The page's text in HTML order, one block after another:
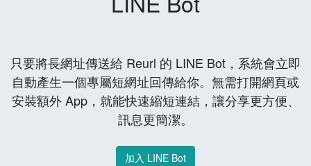
只要將長網址傳送給 Reurl 的 LINE Bot，系統會立即
自動產生一個專屬短網址回傳給你。無需打開網頁或
安裝額外 App，就能快速縮短連結，讓分享更方便、
訊息更簡潔。
加入 LINE Bot